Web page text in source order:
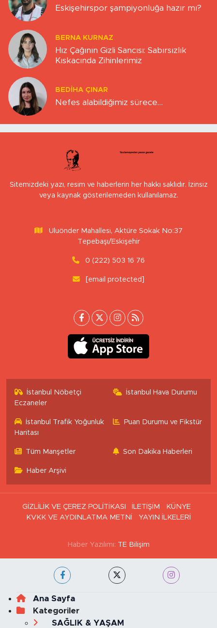
Eskişehirspor şampiyonluğa hazır mı?
BERNA KURNAZ
Hız Çağının Gizli Sancısı: Sabırsızlık
Kıskacında Zihinlerimiz
BEDIHA ÇINAR
Nefes alabildiğimiz sürece…
Sitemizdeki yazı, resim ve haberlerin her hakkı saklıdır. İzinsiz
veya kaynak gösterilemeden kullanılamaz.
Uluönder Mahallesi, Aktüre Sokak No:37
Tepebaşı/Eskişehir
0 (222) 503 16 76
[email protected]
İstanbul Nöbetçi
Eczaneler
İstanbul Hava Durumu
İstanbul Trafik Yoğunluk
Haritası
Puan Durumu ve Fikstür
Tüm Manşetler Son Dakika Haberleri
Haber Arşivi
GİZLİLİK VE ÇEREZ POLİTİKASI İLETİŞİM
KÜNYE
KVKK VE AYDINLATMA METNİ
YAYIN İLKELERİ
Haber Yazılımı: TE Bilişim
Ana Sayfa
Kategoriler
SAĞLIK & YAŞAM